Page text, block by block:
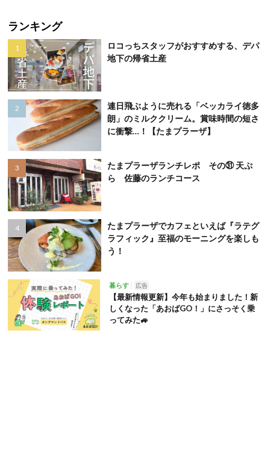
ランキング
ロコっちスタッフがおすすめする、デパ
地下の帰省土産
連日飛ぶように売れる「ベッカライ徳多
朗」のミルククリーム。賞味時間の短さ
に衝撃…！【たまプラーザ】
たまプラーザランチレポ その㉛ 天ぷ
ら 佐藤のランチコース
たまプラーザでカフェといえば『ラテグ
ラフィック』至福のモーニングを楽しも
う！
暮らす 広告
【最新情報更新】今年も始まりました！新
しくなった「あおばGO！」にさっそく乗
ってみた🚙